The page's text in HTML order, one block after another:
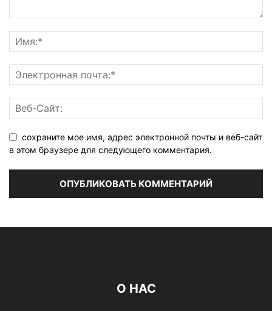
сохраните мое имя, адрес электронной почты и веб-сайт
в этом браузере для следующего комментария.
О НАС